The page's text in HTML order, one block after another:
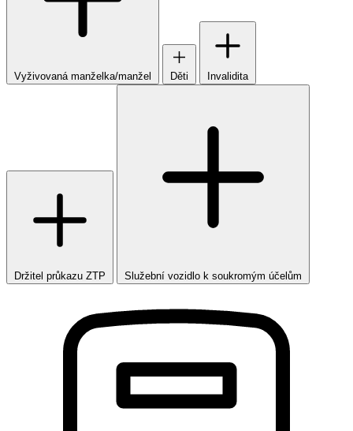
Vyživovaná manželka/manžel Děti Invalidita
Držitel průkazu ZTP Služební vozidlo k soukromým účelům